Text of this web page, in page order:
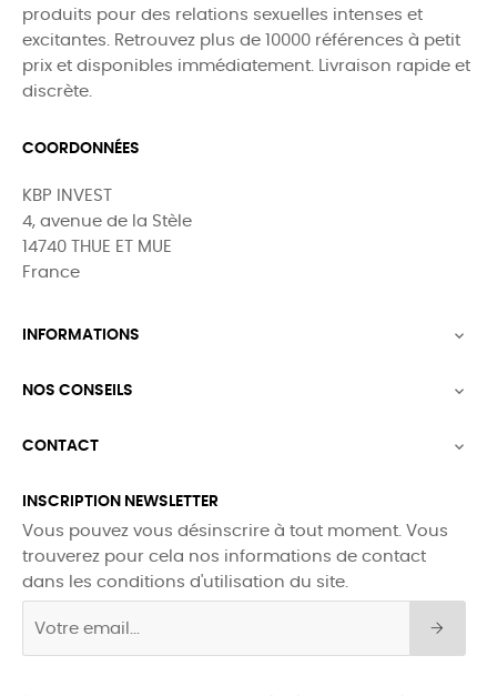
produits pour des relations sexuelles intenses et
excitantes. Retrouvez plus de 10000 références à petit
prix et disponibles immédiatement. Livraison rapide et
discrète.
COORDONNÉES
KBP INVEST
4, avenue de la Stèle
14740 THUE ET MUE
France
INFORMATIONS 
NOS CONSEILS 
CONTACT 
INSCRIPTION NEWSLETTER
Vous pouvez vous désinscrire à tout moment. Vous
trouverez pour cela nos informations de contact
dans les conditions d'utilisation du site.